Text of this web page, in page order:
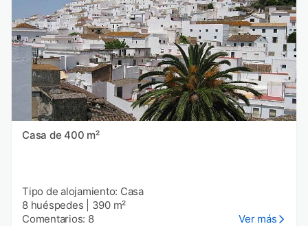
Casa de 400 m²
Tipo de alojamiento: Casa
8 huéspedes
390 m²
Comentarios: 8
Ver más